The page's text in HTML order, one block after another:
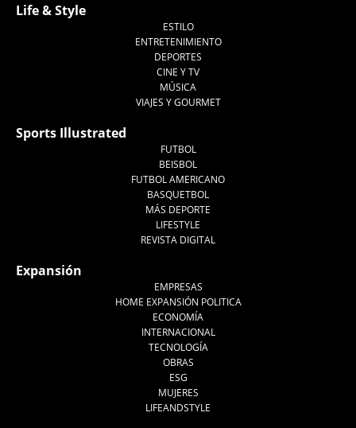
Life & Style
ESTILO
ENTRETENIMIENTO
DEPORTES
CINE Y TV
MÚSICA
VIAJES Y GOURMET
Sports Illustrated
FUTBOL
BEISBOL
FUTBOL AMERICANO
BASQUETBOL
MÁS DEPORTE
LIFESTYLE
REVISTA DIGITAL
Expansión
EMPRESAS
HOME EXPANSIÓN POLITICA
ECONOMÍA
INTERNACIONAL
TECNOLOGÍA
OBRAS
ESG
MUJERES
LIFEANDSTYLE